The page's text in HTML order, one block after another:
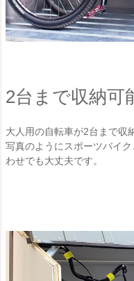
2台まで収納可
大人用の自転車が2台まで収
写真のようにスポーツバイ
わせでも大丈夫です。